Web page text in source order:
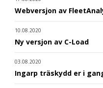
Webversjon av
10.08.2020
Ny versjon av C-Load
03.08.2020
Ingarp träskydd er i